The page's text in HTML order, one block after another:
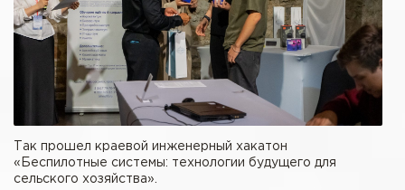
Так прошел краевой инженерный хакатон
«Беспилотные системы: технологии будущего для
сельского хозяйства».